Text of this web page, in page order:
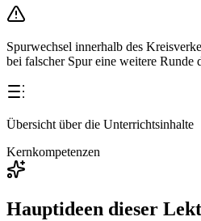
Spurwechsel innerhalb des
bei falscher Spur eine weitere Runde
Übersicht über die Unterrichtsinhalte
Kernkompetenzen
Hauptideen dieser